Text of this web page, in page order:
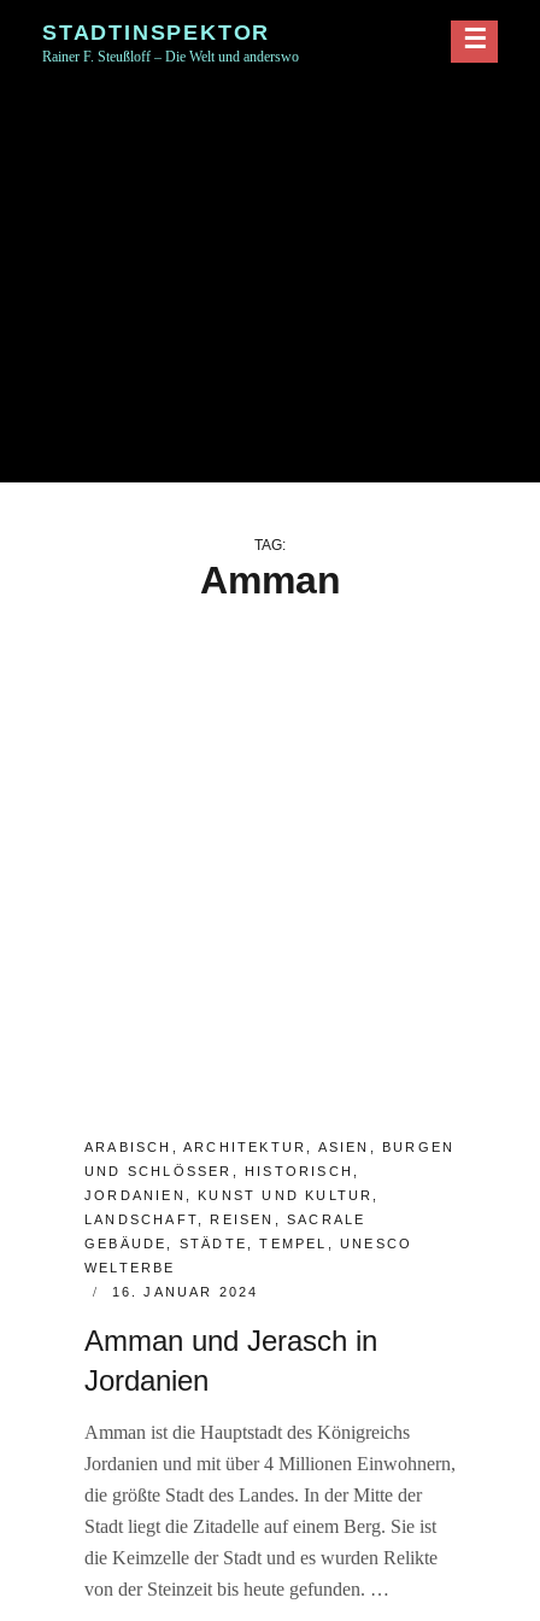
STADTINSPEKTOR
Rainer F. Steußloff – Die Welt und anderswo
TAG:
Amman
CATEGORIES:
ARABISCH ,ARCHITEKTUR ASIEN
BURGEN
UND SCHLÖSSER
HISTORISCH
JORDANIEN
KUNST UND KULTUR
LANDSCHAFT
REISEN ,SACRALE
GEBÄUDE
STÄDTE ,TEMPEL ,UNESCO
WELTERBE
POSTED
16. JANUAR 2024
Amman und Jerasch in
Jordanien
Amman ist die Hauptstadt des Königreichs
Jordanien und mit über 4 Millionen Einwohnern,
die größte Stadt des Landes. In der Mitte der
Stadt liegt die Zitadelle auf einem Berg. Sie ist
die Keimzelle der Stadt und es wurden Relikte
von der Steinzeit bis heute gefunden. …